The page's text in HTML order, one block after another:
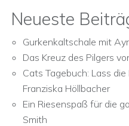
Neueste
Gurkenkaltschale mit
Das Kreuz des Pilgers
Cats Tagebuch: Lass
Franziska Höllbacher
Ein Riesenspaß für die
Smith